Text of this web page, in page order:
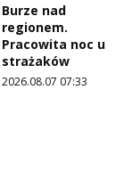
Burze nad
regionem.
Pracowita noc u
strażaków
2026.08.07 07:33